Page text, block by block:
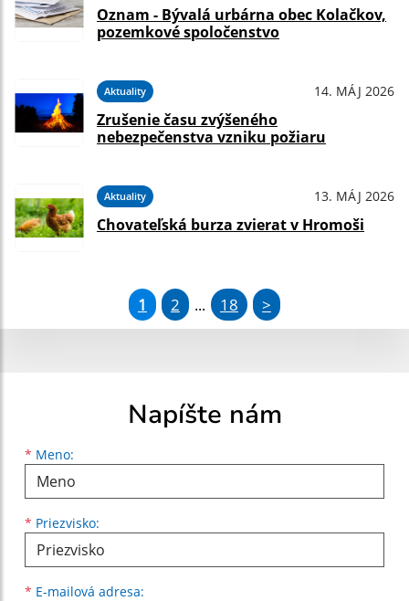
Oznam - Bývalá urbárna obec Kolačkov,
pozemkové spoločenstvo
Aktuality 14. MÁJ 2026
Zrušenie času zvýšeného
nebezpečenstva vzniku požiaru
Aktuality 13. MÁJ 2026
Chovateľská burza zvierat v Hromoši
1 2 ... 18 >
Napíšte nám
* Meno:
Meno
* Priezvisko:
Priezvisko
* E-mailová adresa:
E-mailová adresa